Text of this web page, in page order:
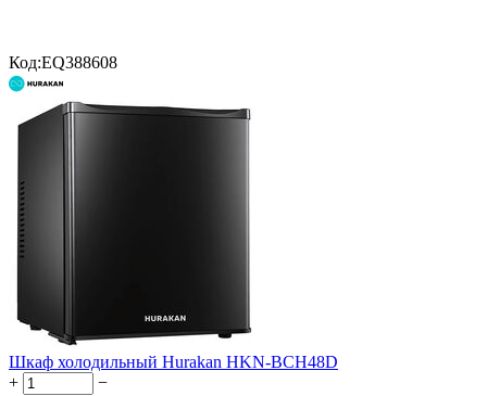
Код:EQ388608
Шкаф холодильный Hurakan HKN-BCH48D
+
−